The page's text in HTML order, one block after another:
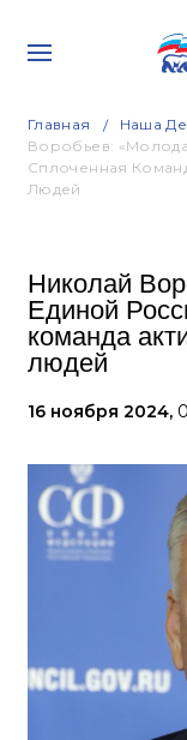
Главная Наша
Воробьев:
Сплоченная
Людей
Николай
Единой
команда
людей
16 ноября 2024,